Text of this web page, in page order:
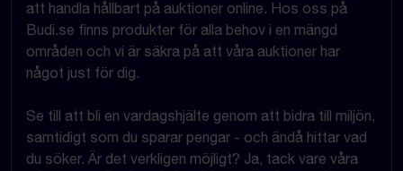
att handla hållbart på auktioner online. Hos oss på
Budi.se finns produkter för alla behov i en mängd
områden och vi är säkra på att våra auktioner har
något just för dig.
Se till att bli en vardagshjälte genom att bidra till miljön,
samtidigt som du sparar pengar - och ändå hittar vad
du söker. Är det verkligen möjligt? Ja, tack vare våra